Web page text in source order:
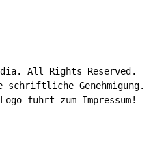
All Rights Reserved.
Genehmigung.
führt zum Impressum!